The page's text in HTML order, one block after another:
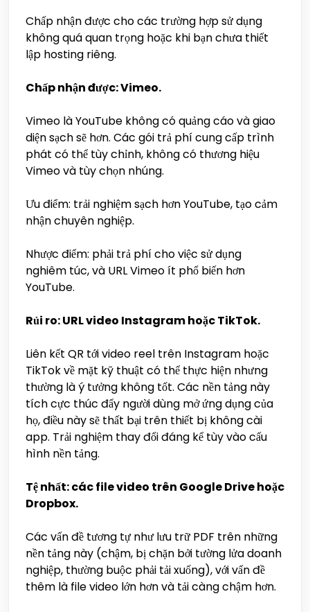
Chấp nhận được cho các trường hợp sử dụng
không quá quan trọng hoặc khi bạn chưa thiết
lập hosting riêng.
Chấp nhận được: Vimeo.
Vimeo là YouTube không có quảng cáo và giao
diện sạch sẽ hơn. Các gói trả phí cung cấp trình
phát có thể tùy chỉnh, không có thương hiệu
Vimeo và tùy chọn nhúng.
Ưu điểm: trải nghiệm sạch hơn YouTube, tạo cảm
nhận chuyên nghiệp.
Nhược điểm: phải trả phí cho việc sử dụng
nghiêm túc, và URL Vimeo ít phổ biến hơn
YouTube.
Rủi ro: URL video Instagram hoặc TikTok.
Liên kết QR tới video reel trên Instagram hoặc
TikTok về mặt kỹ thuật có thể thực hiện nhưng
thường là ý tưởng không tốt. Các nền tảng này
tích cực thúc đẩy người dùng mở ứng dụng của
họ, điều này sẽ thất bại trên thiết bị không cài
app. Trải nghiệm thay đổi đáng kể tùy vào cấu
hình nền tảng.
Tệ nhất: các file video trên Google Drive hoặc
Dropbox.
Các vấn đề tương tự như lưu trữ PDF trên những
nền tảng này (chậm, bị chặn bởi tường lửa doanh
nghiệp, thường buộc phải tải xuống), với vấn đề
thêm là file video lớn hơn và tải càng chậm hơn.